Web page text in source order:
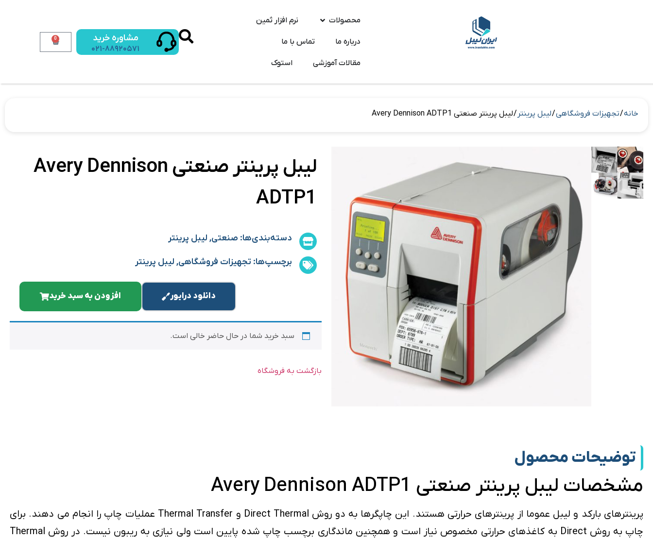
محصولات نرم افزار ثمین
درباره ما تماس‌ با ما
مقالات آموزشی استوک
مشاوره خرید
۰۲۱-۸۸۹۲۰۵۷۱
0
خانه/تجهیزات فروشگاهی/لیبل پرینتر / لیبل پرینتر صنعتی Avery Dennison ADTP1
لیبل پرینتر صنعتی Avery Dennison
ADTP1
دسته‌بندی‌ها: صنعتی, لیبل پرینتر
برچسپ‌ها: تجهیزات فروشگاهی, لیبل پرینتر
افزودن به سبد خرید دانلود درایور
سبد خرید شما در حال حاضر خالی است.
بازگشت به فروشگاه
توضیحات محصول
مشخصات لیبل پرینتر صنعتی Avery Dennison ADTP1
پرینترهای بارکد و لیبل عموما از پرینترهای حرارتی هستند. این چاپگرها به دو روش Direct Thermal و Thermal Transfer عملیات چاپ را انجام می دهند. برای
چاپ به روش Direct به کاغذهای حرارتی مخصوص نیاز است و همچنین ماندگاری برچسب چاپ شده پایین است ولی نیازی به ریبون نیست. در روش Thermal